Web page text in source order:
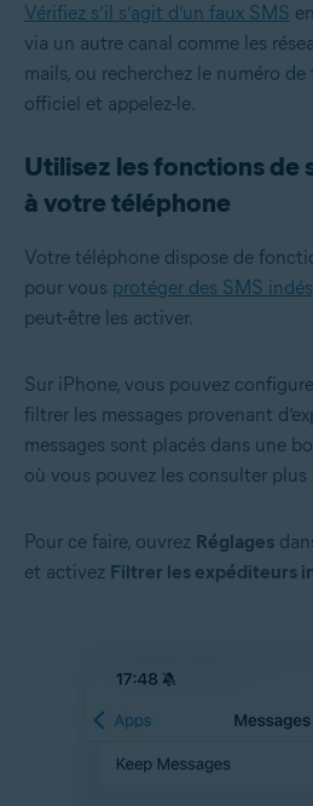
Vérifiez s’il s’agit d’un faux SMS
via un autre canal comme les
mails, ou recherchez le numéro
officiel et appelez-le.
Utilisez les fonctions de
à votre téléphone
Votre téléphone dispose de
pour vous protéger des SMS
peut-être les activer.
Sur iPhone, vous pouvez
filtrer les messages provenant
messages sont placés dans une
où vous pouvez les consulter
Pour ce faire, ouvrez Réglages
et activez Filtrer les expéditeurs